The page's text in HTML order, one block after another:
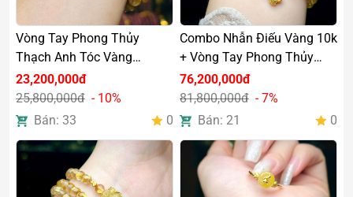
Vòng Tay Phong Thủy
Thạch Anh Tóc Vàng
6,5mm Mix Hồ Ly Charm
Vàng 18k
23,200,000đ
25,800,000đ - 10%
Bán: 33
0
Combo Nhẫn Điếu Vàng 10k
+ Vòng Tay Phong Thủy
Thạch Anh Tóc Vàng 6mm
Mix Đồng Trục Charm Vàng
18k
76,200,000đ
81,800,000đ - 7%
Bán: 21
0